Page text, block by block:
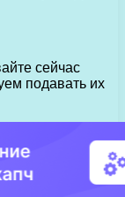
сейчас
подавать их